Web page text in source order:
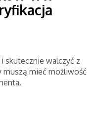
skutecznie walczyć z
muszą mieć możliwość